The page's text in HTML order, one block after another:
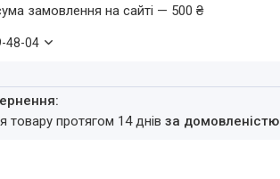
замовлення на сайті — 500 ₴
48-04
товару протягом 14 днівза домовленістю